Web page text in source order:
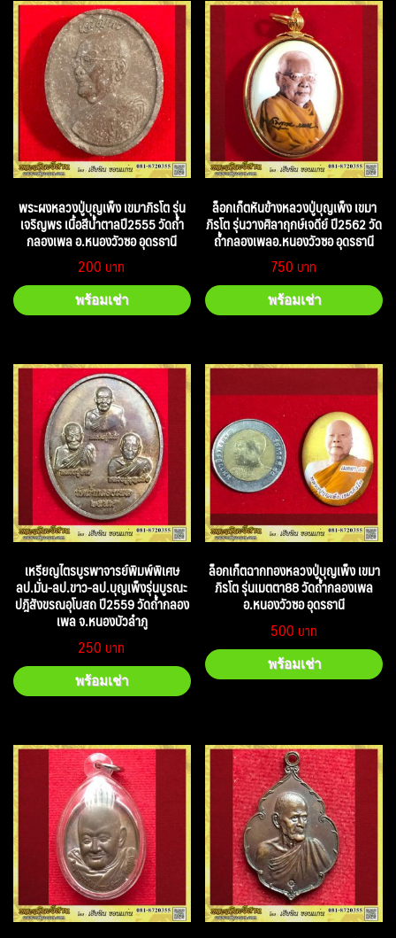
พระผงหลวงปู่บุญเพ็ง เขมาภิรโต รุ่น
เจริญพร เนื้อสีน้ำตาลปี2555 วัดถ้ำ
กลองเพล อ.หนองวัวซอ อุดรธานี
200
พร้อมเช่า
ล็อกเก็ตหันข้างหลวงปู่บุญเพ็ง เขมา
ภิรโต รุ่นวางศิลาฤกษ์เจดีย์ ปี2562 วัด
ถ้ำกลองเพลอ.หนองวัวซอ อุดรธานี
750
พร้อมเช่า
เหรียญไตรบูรพาจารย์พิมพ์พิเศษ
ลป.มั่น-ลป.ขาว-ลป.บุญเพ็งรุ่นบูรณะ
ปฎิสังขรณอุโบสถ ปี2559 วัดถ้ำกลอง
เพล จ.หนองบัวลำภู
250
พร้อมเช่า
ล็อกเก็ตฉากทองหลวงปู่บุญเพ็ง เขมา
ภิรโต รุ่นเมตตา88 วัดถ้ำกลองเพล
อ.หนองวัวซอ อุดรธานี
500
พร้อมเช่า